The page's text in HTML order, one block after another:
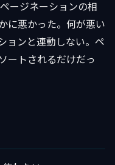
ージネーションの相
に悪かった。何が悪い
ョンと連動しない。ペ
ートされるだけだっ